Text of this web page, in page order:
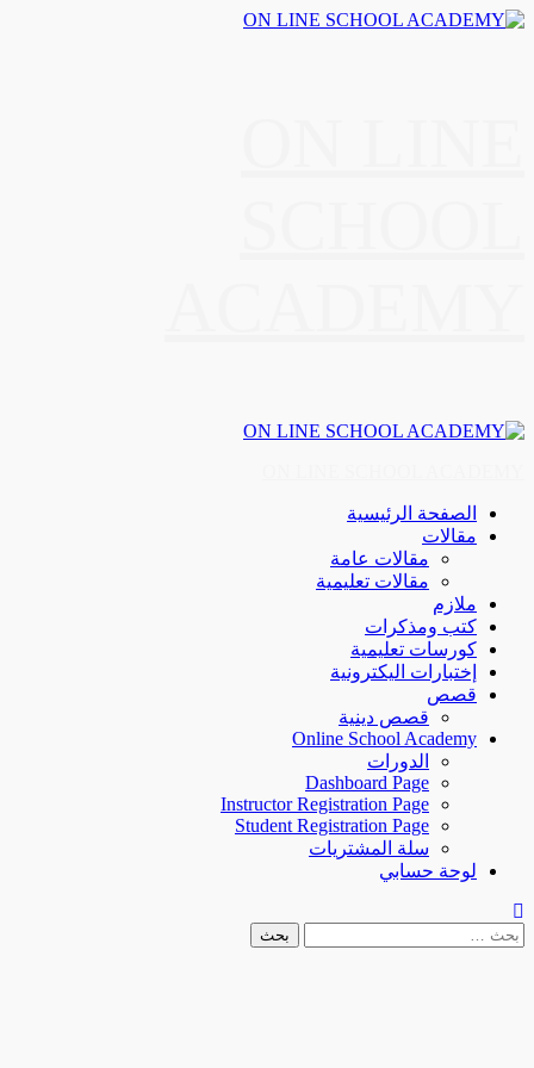
Skip
Primary
الصفحة الرئيسية
مقالات
مقالات عامة
مقالات تعليمية
ملازم
كتب ومذكرات
كورسات تعليمية
إختبارات اليكترونية
قصص
قصص دينية
Online School Academy
الدورات
Dashboard Page
Instructor Registration Page
Student Registration Page
سلة المشتريات
لوحة حسابي
البحث